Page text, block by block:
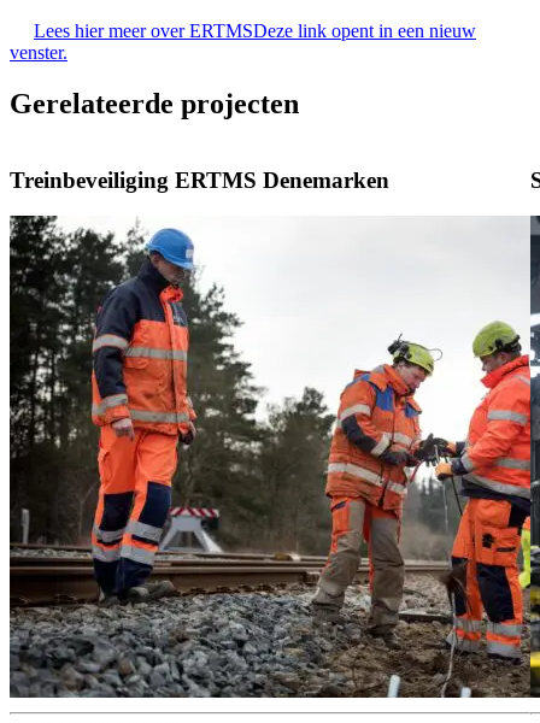
Lees hier meer over ERTMSDeze link opent in een nieuw
venster.
Gerelateerde projecten
Treinbeveiliging ERTMS Denemarken